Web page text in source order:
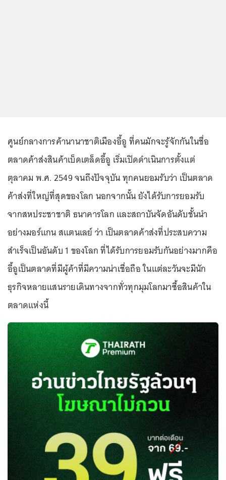
ศูนย์กลางการค้านานาชาติเมืองอี้อู ที่คนมักจะรู้จักกันในชื่อ
ตลาดค้าส่งสินค้าเบ็ดเตล็ดอี้อู เริ่มเปิดดำเนินการตั้งแต่
ตุลาคม พ.ศ. 2549 จนถึงปัจจุบัน ทุกคนยอมรับว่า เป็นตลาด
ค้าส่งที่ใหญ่ที่สุดของโลก นอกจากนั้น ยังได้รับการยอมรับ
จากสหประชาชาติ ธนาคารโลก และสถาบันจัดอันดับชั้นนำ
อย่างมอร์แกน สแตนเลย์ ว่า เป็นตลาดค้าส่งที่ประสบความ
สำเร็จเป็นอันดับ 1 ของโลก ที่ได้รับการยอมรับกันอย่างมากคือ
อี้อูเป็นตลาดที่มีผู้ค้าที่มีความน่าเชื่อถือ ในแต่ละวันจะมีนัก
ธุรกิจหลายแสนรายเดินทางจากทั่วทุกมุมโลกมาซื้อสินค้าใน
ตลาดแห่งนี้